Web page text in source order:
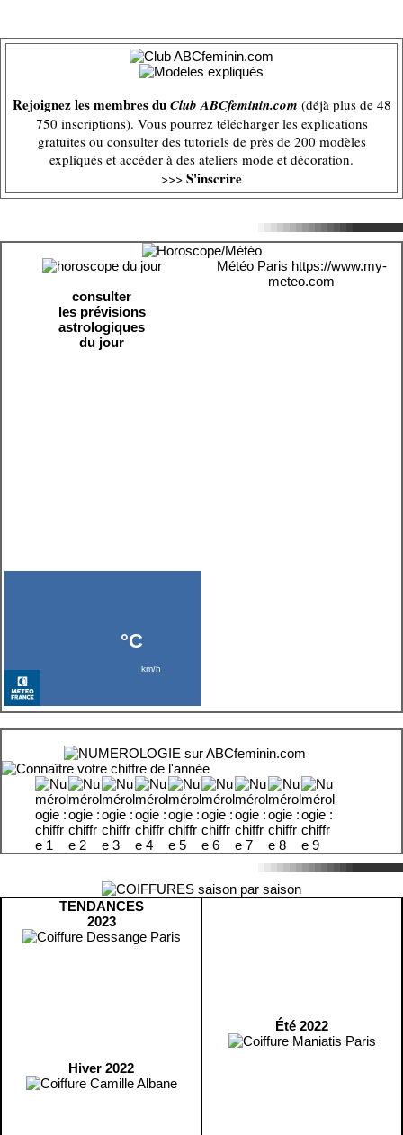
Rejoignez les membres duClub ABCfeminin.com (déjà plus de 48
750 inscriptions). Vous pourrez télécharger les explications
gratuites ou consulter des tutoriels de près de 200 modèles
expliqués et accéder à des ateliers mode et décoration.
>>> S'inscrire
consulter
les prévisions
astrologiques
du jour
Météo Paris https://www.my-
meteo.com
TENDANCES
2023
Hiver 2022
Été 2022